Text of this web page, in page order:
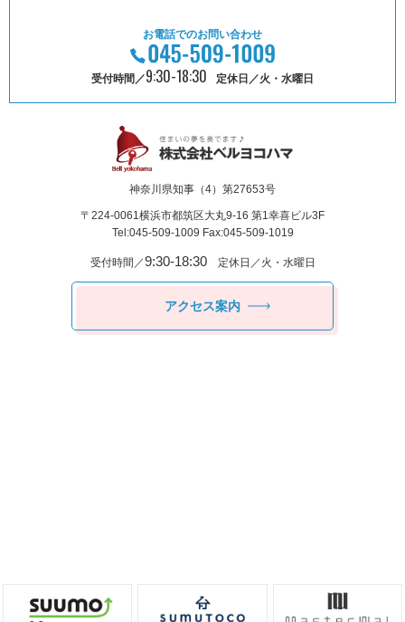
お電話でのお問い合わせ
受付時間／9:30-18:30 定休日／火・水曜日
神奈川県知事（4）第27653号
〒224-0061横浜市都筑区⼤丸9-16 第1幸喜ビル3F
Tel:045-509-1009 Fax:045-509-1019
受付時間／9:30-18:30定休日／火・水曜日
アクセス案内